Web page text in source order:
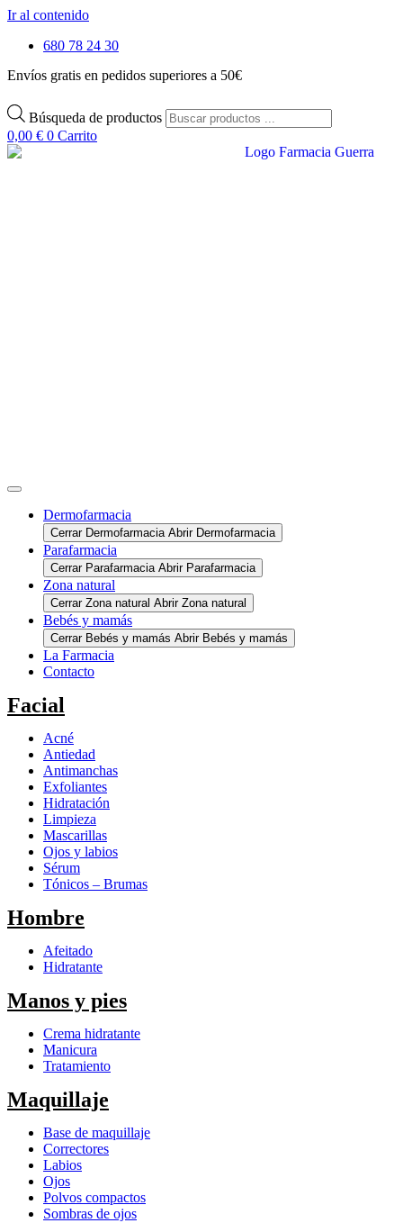
Ir al contenido
680 78 24 30
Envíos gratis en pedidos superiores a 50€
Búsqueda de productos
0,00 € 0 Carrito
Dermofarmacia
Cerrar Dermofarmacia Abrir Dermofarmacia
Parafarmacia
Cerrar Parafarmacia Abrir Parafarmacia
Zona natural
Cerrar Zona natural Abrir Zona natural
Bebés y mamás
Cerrar Bebés y mamás Abrir Bebés y mamás
La Farmacia
Contacto
Facial
Acné
Antiedad
Antimanchas
Exfoliantes
Hidratación
Limpieza
Mascarillas
Ojos y labios
Sérum
Tónicos – Brumas
Hombre
Afeitado
Hidratante
Manos y pies
Crema hidratante
Manicura
Tratamiento
Maquillaje
Base de maquillaje
Correctores
Labios
Ojos
Polvos compactos
Sombras de ojos